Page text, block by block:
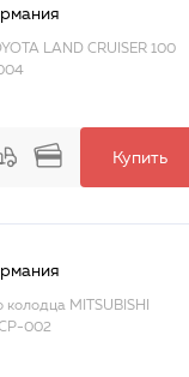
LAND CRUISER 100
Купить
MITSUBISHI
002